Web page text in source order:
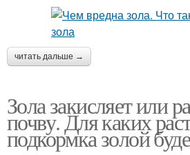
читать дальше →
Зола закисляет или
почву. Для каких
подкормка золой